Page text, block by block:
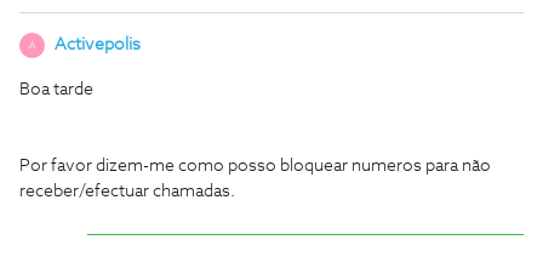
A Activepolis
Boa tarde
Por favor dizem-me como posso bloquear numeros para não
receber/efectuar chamadas.